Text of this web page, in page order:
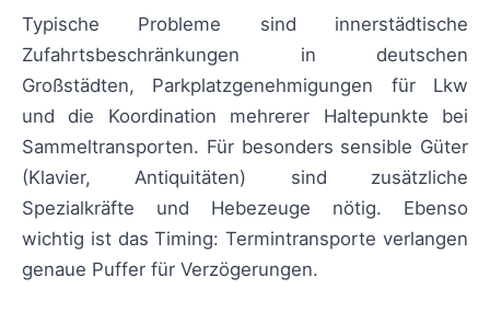
Typische Probleme sind innerstädtische
Zufahrtsbeschränkungen in deutschen
Großstädten, Parkplatzgenehmigungen für Lkw
und die Koordination mehrerer Haltepunkte bei
Sammeltransporten. Für besonders sensible Güter
(Klavier, Antiquitäten) sind zusätzliche
Spezialkräfte und Hebezeuge nötig. Ebenso
wichtig ist das Timing: Termintransporte verlangen
genaue Puffer für Verzögerungen.